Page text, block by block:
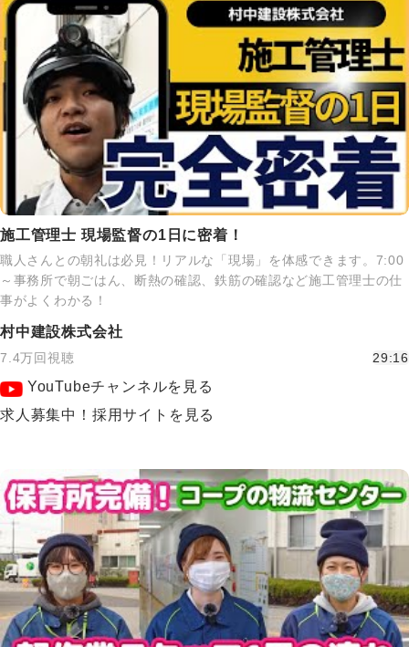
施工管理士 現場監督の1日に密着！
職人さんとの朝礼は必見！リアルな「現場」を体感できます。7:00
～事務所で朝ごはん、断熱の確認、鉄筋の確認など施工管理士の仕
事がよくわかる！
村中建設株式会社
7.4万回視聴 29:16
YouTubeチャンネルを見る
求人募集中！採用サイトを見る